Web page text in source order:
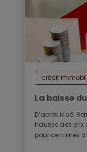
crédit
La baisse
D’après Maël
hausse des
pour certaines